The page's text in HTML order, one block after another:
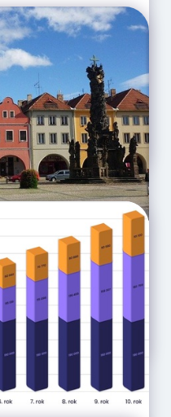
do
Žatci?